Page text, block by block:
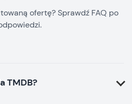
ofertę? Sprawdź FAQ po
TMDB?